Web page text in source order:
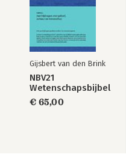
Gijsbert van den Brink
NBV21
Wetenschapsbijbel
€ 65,00